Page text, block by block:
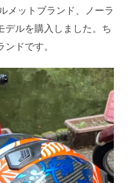
メットブランド、ノーラ
デルを購入しました。ち
ドです。